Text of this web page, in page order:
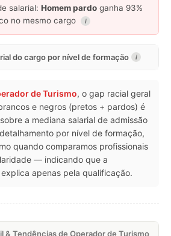
salarial: Homem pardo ganha 93%
no mesmo cargo
i
do cargo por nível de formação i
de Turismo, o gap racial geral
e negros (pretos + pardos) é
a mediana salarial de admissão
por nível de formação,
quando comparamos profissionais
— indicando que a
apenas pela qualificação.
Tendências de Operador de Turismo